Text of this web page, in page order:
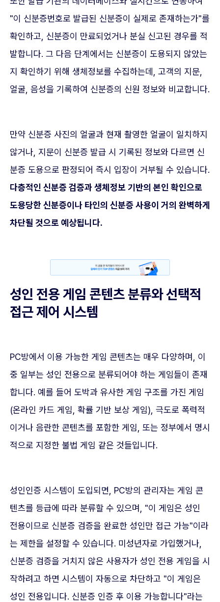
"이 신분증번호로 발급된 신분증이 실제로 존재하는가"를
확인하고, 신분증이 만료되었거나 분실 신고된 경우를 적
발합니다. 그 다음 단계에서는 신분증이 도용되지 않았는
지 확인하기 위해 생체정보를 수집하는데, 고객의 지문,
얼굴, 음성을 기록하여 신분증의 신원 정보와 비교합니다.
만약 신분증 사진의 얼굴과 현재 촬영한 얼굴이 일치하지
않거나, 지문이 신분증 발급 시 기록된 정보와 다르면 신
분증 도용으로 판정되어 즉시 입장이 거부될 수 있습니다.
다층적인 신분증 검증과 생체정보 기반의 본인 확인으로
도용당한 신분증이나 타인의 신분증 사용이 거의 완벽하게
차단될 것으로 예상됩니다.
성인 전용 게임 콘텐츠 분류와 선택적
접근 제어 시스템
PC방에서 이용 가능한 게임 콘텐츠는 매우 다양하며, 이
중 일부는 성인 전용으로 분류되어야 하는 게임들이 존재
합니다. 예를 들어 도박과 유사한 게임 구조를 가진 게임
(온라인 카드 게임, 확률 기반 보상 게임), 극도로 폭력적
이거나 음란한 콘텐츠를 포함한 게임, 또는 정부에서 명시
적으로 지정한 불법 게임 같은 것들입니다.
성인인증 시스템이 도입되면, PC방의 관리자는 게임 콘
텐츠를 등급에 따라 분류할 수 있으며, "이 게임은 성인
전용이므로 신분증 검증을 완료한 성인만 접근 가능"이라
는 제한을 설정할 수 있습니다. 미성년자로 가입했거나,
신분증 검증을 거치지 않은 사용자가 성인 전용 게임을 시
작하려고 하면 시스템이 자동으로 차단하고 "이 게임은
성인 전용입니다. 신분증 인증 후 이용 가능합니다"라는